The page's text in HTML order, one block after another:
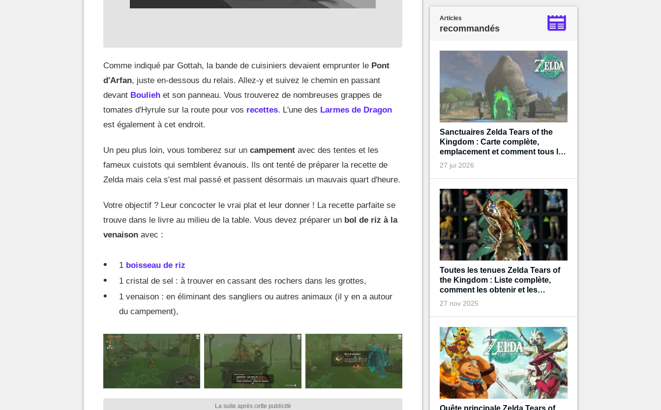
Comme indiqué par Gottah, la bande de cuisiniers devaient emprunter le Pont
d'Arfan, juste en-dessous du relais. Allez-y et suivez le chemin en passant
devant Boulieh et son panneau. Vous trouverez de nombreuses grappes de
tomates d'Hyrule sur la route pour vos recettes. L'une des Larmes de Dragon
est également à cet endroit.
Un peu plus loin, vous tomberez sur un campement avec des tentes et les
fameux cuistots qui semblent évanouis. Ils ont tenté de préparer la recette de
Zelda mais cela s'est mal passé et passent désormais un mauvais quart d'heure.
Votre objectif ? Leur concocter le vrai plat et leur donner ! La recette parfaite se
trouve dans le livre au milieu de la table. Vous devez préparer un bol de riz à la
venaison avec :
1 boisseau de riz
1 cristal de sel : à trouver en cassant des rochers dans les grottes,
1 venaison : en éliminant des sangliers ou autres animaux (il y en a autour
du campement),
Articles
recommandés
Sanctuaires Zelda Tears of the
Kingdom : Carte complète,
emplacement et comment tous les
terminer
27 jui 2026
Toutes les tenues Zelda Tears of
the Kingdom : Liste complète,
comment les obtenir et les
améliorer ?
27 nov 2025
Quête principale Zelda Tears of